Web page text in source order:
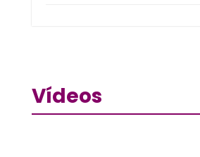
Vídeos